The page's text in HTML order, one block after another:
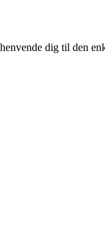
dig til den